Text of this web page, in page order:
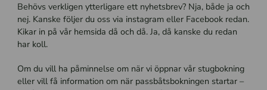
Behövs verkligen ytterligare ett nyhetsbrev? Nja, både ja och
nej. Kanske följer du oss via instagram eller Facebook redan.
Kikar in på vår hemsida då och då. Ja, då kanske du redan
har koll.
Om du vill ha påminnelse om när vi öppnar vår stugbokning
eller vill få information om när passbåtsbokningen startar –